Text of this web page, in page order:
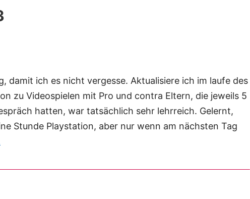
damit ich es nicht vergesse. Aktualisiere ich im laufe des
zu Videospielen mit Pro und contra Eltern, die jeweils 5
hatten, war tatsächlich sehr lehrreich. Gelernt,
Stunde Playstation, aber nur wenn am nächsten Tag